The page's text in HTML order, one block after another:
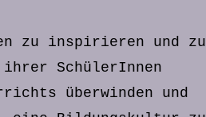
zu inspirieren und zu
SchülerInnen
überwinden und